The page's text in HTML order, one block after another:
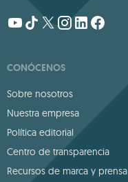
CONÓCENOS
Sobre nosotros
Nuestra empresa
Política editorial
Centro de transparencia
Recursos de marca y prensa